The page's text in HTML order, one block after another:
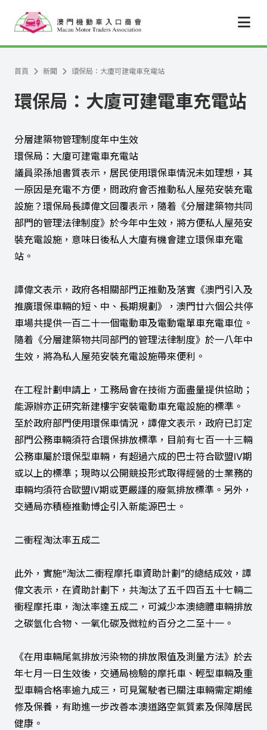
首頁 新聞 環保局：大廈可建電車充電站
環保局：大廈可建電車充電站
分層建築物管理制度年中生效
環保局：大廈可建電車充電站
議員梁孫旭書質表示，居民使用環保車情況未如理想，其
一原因是充電不方便，問政府會否推動私人屋苑安裝充電
設施？環保局長譚偉文回覆表示，隨着《分層建築物共同
部門的管理法律制度》於今年中生效，將方便私人屋苑安
裝充電設施，意味日後私人大廈有機會建立環保車充電
站。
譚偉文表示，政府各相關部門正推動及落實《澳門引入及
推廣環保車輛的短、中、長期規劃》，澳門廿六個公共停
車場共提供一百二十一個電動車及電動電單車充電車位。
隨着《分層建築物共同部門的管理法律制度》於一八年中
生效，將為私人屋苑安裝充電設施帶來便利。
在工程計劃申請上，工務局會在技術方面盡量提供協助；
能源辦亦正研究新建樓宇安裝電動車充電設施的標準。
至於政府部門使用環保車情況，譚偉文表示，政府已訂定
部門公務車輛須符合環保排放標準，目前有七百一十三輛
公務車屬於環保型車輛，有超過六成的巴士符合歐盟Ⅳ期
或以上的標準；現時以公開競投形式取得經營的士業務的
車輛均須符合歐盟Ⅳ期或更嚴謹的廢氣排放標準。另外，
交通局亦積極推動博企引入新能源巴士。
二衝程淘汰率五成二
此外，實施“淘汰二衝程摩托車資助計劃”的總結成效，譚
偉文表示，在資助計劃下，共淘汰了五千四百五十七輛二
衝程摩托車，淘汰率達五成二，可減少本澳總體車輛排放
之碳氫化合物、一氧化碳及微粒約百分之二至十一。
《在用車輛尾氣排放污染物的排放限值及測量方法》於去
年七月一日生效後，交通局檢驗的摩托車、輕型車輛及重
型車輛合格率逾九成三，可見駕駛者已關注車輛需定期維
修及保養，有助進一步改善本澳道路空氣質素及保障居民
健康。